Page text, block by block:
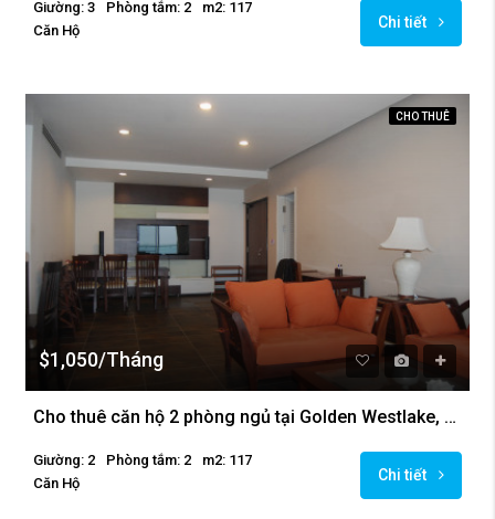
Giường: 3 Phòng tắm: 2
m2: 117
Căn Hộ
Chi tiết
CHO THUÊ
$1,050/Tháng
Cho thuê căn hộ 2 phòng ngủ tại Golden Westlake, Hà Nội
Giường: 2 Phòng tắm: 2
m2: 117
Căn Hộ
Chi tiết